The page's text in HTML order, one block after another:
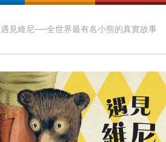
遇見維尼──全世界最有名小熊的真實故事